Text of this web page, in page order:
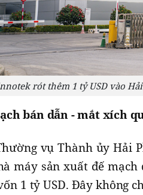
rót thêm 1 tỷ USD vào
bán dẫn - mắt xích
vụ Thành ủy Hải
máy sản xuất đế
1 tỷ USD. Đây không